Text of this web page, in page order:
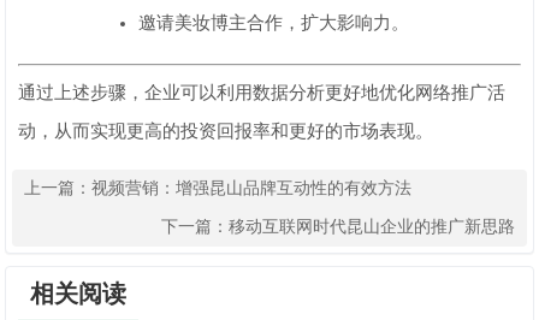
邀请美妆博主合作，扩大影响力。
通过上述步骤，企业可以利用数据分析更好地优化网络推广活
动，从而实现更高的投资回报率和更好的市场表现。
上一篇：视频营销：增强昆山品牌互动性的有效方法
下一篇： 移动互联网时代昆山企业的推广新思路
相关阅读